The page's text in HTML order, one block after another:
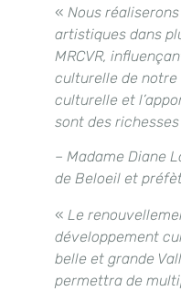
« Nous
artistiques dans
MRCVR,
culturelle de
culturelle et
sont des
– Madame Diane
de Beloeil et
« Le
développement
belle et grande
permettra de